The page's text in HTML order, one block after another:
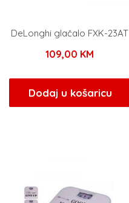
DeLonghi glačalo FXK-23AT
109,00 KM
Dodaj u košaricu